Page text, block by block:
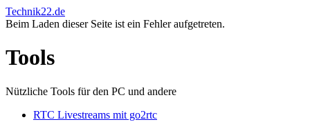
Technik22.de
Beim Laden dieser Seite ist ein Fehler aufgetreten.
Tools
Nützliche Tools für den PC und andere
RTC Livestreams mit go2rtc